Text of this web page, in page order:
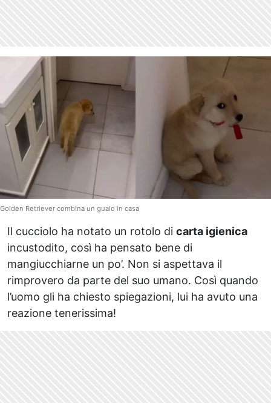
Golden Retriever combina un guaio in casa
Il cucciolo ha notato un rotolo di carta igienica
incustodito, così ha pensato bene di
mangiucchiarne un po’. Non si aspettava il
rimprovero da parte del suo umano. Così quando
l’uomo gli ha chiesto spiegazioni, lui ha avuto una
reazione tenerissima!